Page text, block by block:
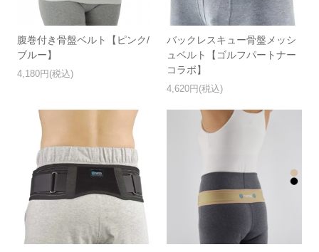
腹巻付き骨盤ベルト【ピンク/
ブルー】
4,180円(税込)
バックレスキュー骨盤メッシ
ュベルト【ゴルフパートナー
コラボ】
4,620円(税込)